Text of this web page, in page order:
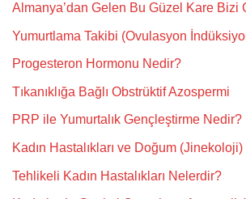
Almanya’dan Gelen Bu Güzel Kare Bizi
Yumurtlama Takibi (Ovulasyon
Progesteron Hormonu Nedir?
Tıkanıklığa Bağlı Obstrüktif Azospermi
PRP ile Yumurtalık Gençleştirme Nedir?
Kadın Hastalıkları ve Doğum (Jinekoloji)
Tehlikeli Kadın Hastalıkları Nelerdir?